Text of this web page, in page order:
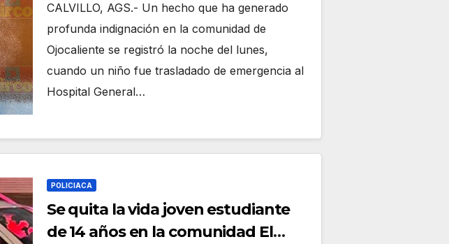
CALVILLO, AGS.- Un hecho que ha generado
profunda indignación en la comunidad de
Ojocaliente se registró la noche del lunes,
cuando un niño fue trasladado de emergencia al
Hospital General…
POLICIACA
Se quita la vida joven estudiante
de 14 años en la comunidad El